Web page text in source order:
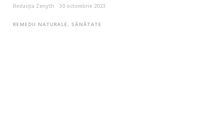
Redacția Zenyth 30 octombrie 2023
REMEDII NATURALE, SĂNĂTATE